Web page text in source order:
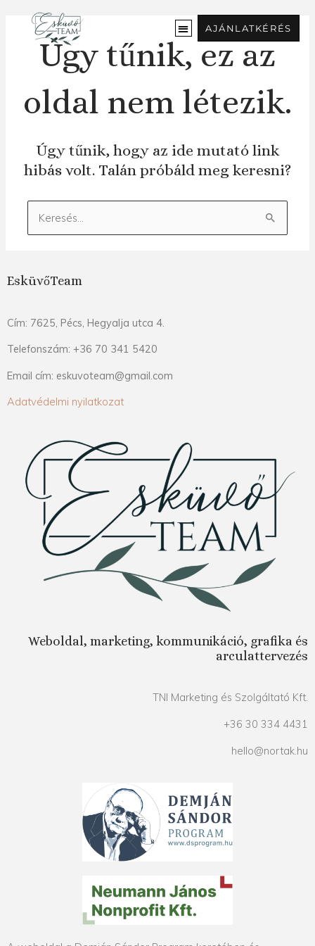
tartalomra
AJÁNLATKÉRÉS
Úgy tűnik, ez az
oldal nem létezik.
Úgy tűnik, hogy az ide mutató link
hibás volt. Talán próbáld meg keresni?
Keresés:
EsküvőTeam
Cím: 7625, Pécs, Hegyalja utca 4.
Telefonszám: +36 70 341 5420
Email cím: eskuvoteam@gmail.com
Adatvédelmi nyilatkozat
Weboldal, marketing, kommunikáció, grafika és
arculattervezés
TNI Marketing és Szolgáltató Kft.
+36 30 334 4431
hello@nortak.hu